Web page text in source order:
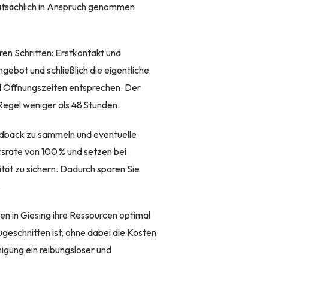
in Anspruch genommen
Schritten: Erstkontakt und
und schließlich die eigentliche
Öffnungszeiten entsprechen. Der
weniger als 48 Stunden.
zu sammeln und eventuelle
von 100 % und setzen bei
zu sichern. Dadurch sparen Sie
in Giesing ihre Ressourcen optimal
ist, ohne dabei die Kosten
ein reibungsloser und